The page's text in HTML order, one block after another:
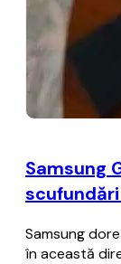
Samsung
Samsung
în această